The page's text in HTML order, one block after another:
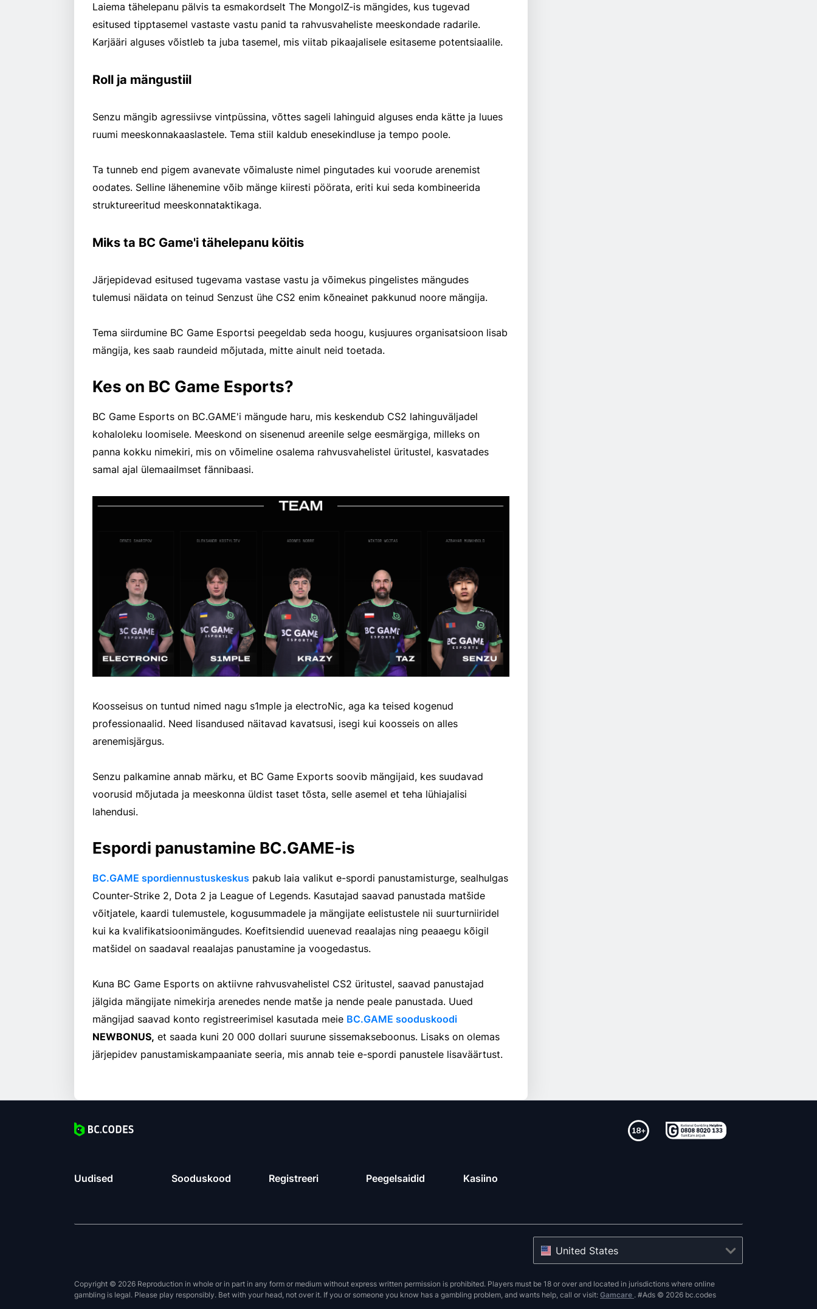
Laiema tähelepanu pälvis ta esmakordselt The MongolZ-is mängides, kus tugevad
esitused tipptasemel vastaste vastu panid ta rahvusvaheliste meeskondade radarile.
Karjääri alguses võistleb ta juba tasemel, mis viitab pikaajalisele esitaseme potentsiaalile.
Roll ja mängustiil
Senzu mängib agressiivse vintpüssina, võttes sageli lahinguid alguses enda kätte ja luues
ruumi meeskonnakaaslastele. Tema stiil kaldub enesekindluse ja tempo poole.
Ta tunneb end pigem avanevate võimaluste nimel pingutades kui voorude arenemist
oodates. Selline lähenemine võib mänge kiiresti pöörata, eriti kui seda kombineerida
struktureeritud meeskonnataktikaga.
Miks ta BC Game'i tähelepanu köitis
Järjepidevad esitused tugevama vastase vastu ja võimekus pingelistes mängudes
tulemusi näidata on teinud Senzust ühe CS2 enim kõneainet pakkunud noore mängija.
Tema siirdumine BC Game Esportsi peegeldab seda hoogu, kusjuures organisatsioon lisab
mängija, kes saab raundeid mõjutada, mitte ainult neid toetada.
Kes on BC Game Esports?
BC Game Esports on BC.GAME'i mängude haru, mis keskendub CS2 lahinguväljadel
kohaloleku loomisele. Meeskond on sisenenud areenile selge eesmärgiga, milleks on
panna kokku nimekiri, mis on võimeline osalema rahvusvahelistel üritustel, kasvatades
samal ajal ülemaailmset fännibaasi.
Koosseisus on tuntud nimed nagu s1mple ja electroNic, aga ka teised kogenud
professionaalid. Need lisandused näitavad kavatsusi, isegi kui koosseis on alles
arenemisjärgus.
Senzu palkamine annab märku, et BC Game Exports soovib mängijaid, kes suudavad
voorusid mõjutada ja meeskonna üldist taset tõsta, selle asemel et teha lühiajalisi
lahendusi.
Espordi panustamine BC.GAME-is
BC.GAME spordiennustuskeskus pakub laia valikut e-spordi panustamisturge, sealhulgas
Counter-Strike 2, Dota 2 ja League of Legends. Kasutajad saavad panustada matšide
võitjatele, kaardi tulemustele, kogusummadele ja mängijate eelistustele nii suurturniiridel
kui ka kvalifikatsioonimängudes. Koefitsiendid uuenevad reaalajas ning peaaegu kõigil
matšidel on saadaval reaalajas panustamine ja voogedastus.
Kuna BC Game Esports on aktiivne rahvusvahelistel CS2 üritustel, saavad panustajad
jälgida mängijate nimekirja arenedes nende matše ja nende peale panustada. Uued
mängijad saavad konto registreerimisel kasutada meie BC.GAME sooduskoodi
NEWBONUS, et saada kuni 20 000 dollari suurune sissemakseboonus. Lisaks on olemas
järjepidev panustamiskampaaniate seeria, mis annab teie e-spordi panustele lisaväärtust.
Uudised Sooduskood Registreeri Peegelsaidid Kasiino
United States
Copyright © 2026 Reproduction in whole or in part in any form or medium without express written permission is prohibited. Players must be 18 or over and located in jurisdictions where online
gambling is legal. Please play responsibly. Bet with your head, not over it. If you or someone you know has a gambling problem, and wants help, call or visit: Gamcare . #Ads © 2026 bc.codes